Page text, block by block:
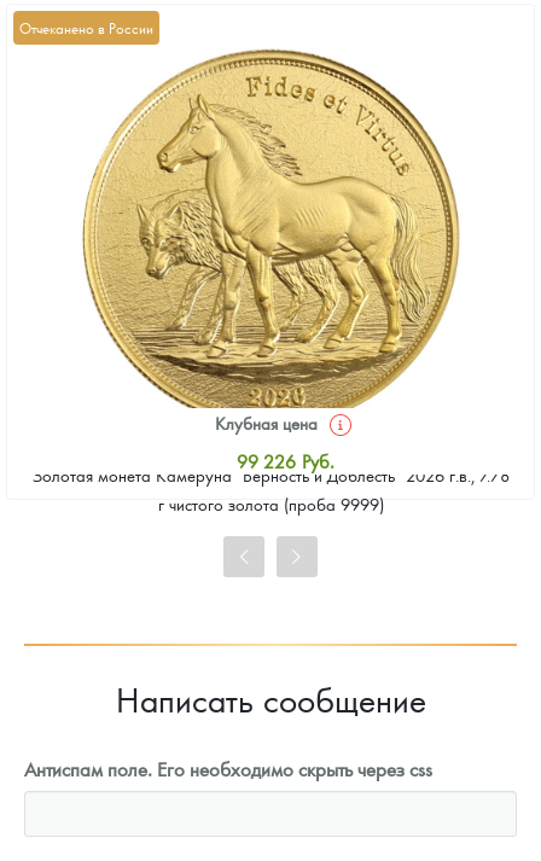
Отчеканено в России
Золотая монета Камеруна "Верность и Доблесть" 2026 г.в., 7.78
г чистого золота (проба 9999)
Клубная цена
99 226 Руб.
Стандартная цена
Цена выкупа
Написать сообщение
Антиспам поле. Его необходимо скрыть через css